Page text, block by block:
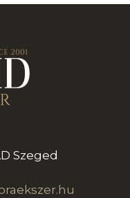
Szeged
er.hu